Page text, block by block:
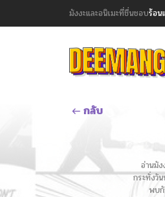
มังงะและอนิเมะที่ชื่นชอบร้อน
กลับ
อ่านมั
กระทั่งวั
พบกั